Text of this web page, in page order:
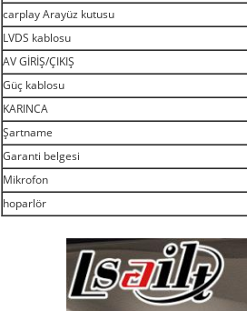
carplay Arayüz kutusu
LVDS kablosu
AV GİRİŞ/ÇIKIŞ
Güç kablosu
KARINCA
Şartname
Garanti belgesi
Mikrofon
hoparlör